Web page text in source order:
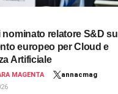
relatore S&D sul
europeo per Cloud e
Artificiale
MAGENTA
annacmag